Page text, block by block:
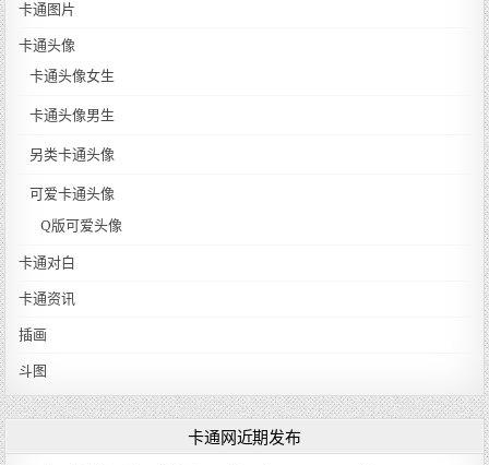
卡通图片
卡通头像
卡通头像女生
卡通头像男生
另类卡通头像
可爱卡通头像
Q版可爱头像
卡通对白
卡通资讯
插画
斗图
卡通网近期发布